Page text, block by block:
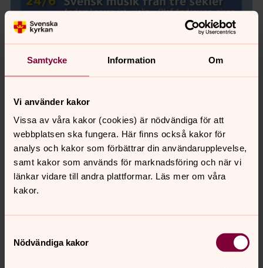
Samtycke Information Om
Vi använder kakor
Vissa av våra kakor (cookies) är nödvändiga för att
webbplatsen ska fungera. Här finns också kakor för
analys och kakor som förbättrar din användarupplevelse,
samt kakor som används för marknadsföring och när vi
länkar vidare till andra plattformar. Läs mer om våra
kakor.
Nödvändiga kakor